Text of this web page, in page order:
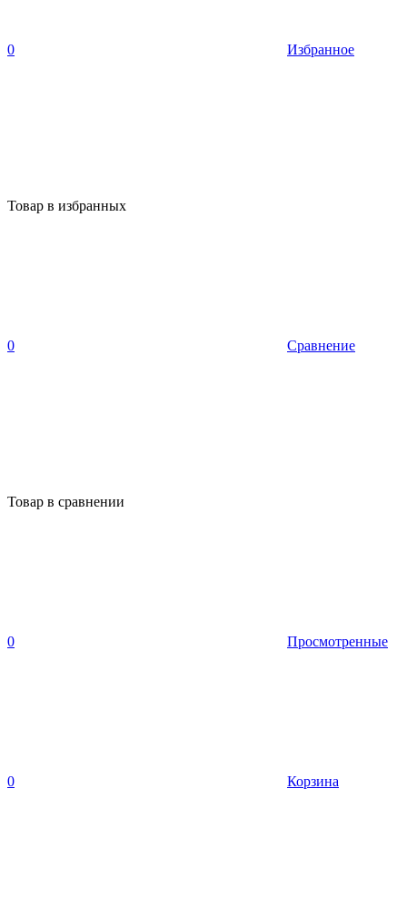
0 Избранное
Товар в избранных
0 Сравнение
Товар в сравнении
0 Просмотренные
0 Корзина